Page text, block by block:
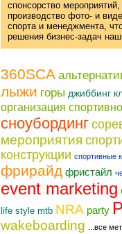
спонсорство
производство фото- и
спорта и менеджмента,
решения бизнес-задач
360SCA
лыжи горы джиббинг
организация
сноубординг
мероприятия
конструкции спортивные
фрирайд фристайл
event marketing
life style mtb NRA party
wakeboarding ...все